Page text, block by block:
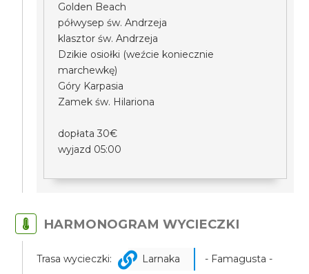
Golden Beach
półwysep św. Andrzeja
klasztor św. Andrzeja
Dzikie osiołki (weźcie koniecznie
marchewkę)
Góry Karpasia
Zamek św. Hilariona
dopłata 30€
wyjazd 05:00
HARMONOGRAM WYCIECZKI
Trasa wycieczki: Larnaka
- Famagusta -